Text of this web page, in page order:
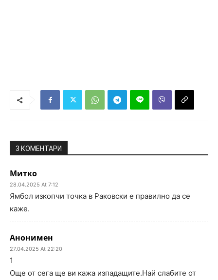
3 КОМЕНТАРИ
Митко
28.04.2025 At 7:12
Ямбол изкопчи точка в Раковски е правилно да се
каже.
Анонимен
27.04.2025 At 22:20
1
Още от сега ще ви кажа изпадащите.Най слабите от